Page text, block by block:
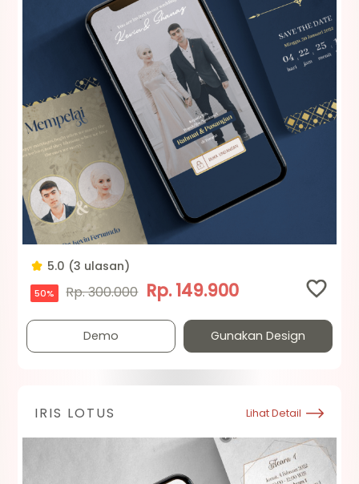
5.0 (3 ulasan)
50% Rp. 300.000 Rp. 149.900
Demo Gunakan Design
IRIS LOTUS Lihat Detail